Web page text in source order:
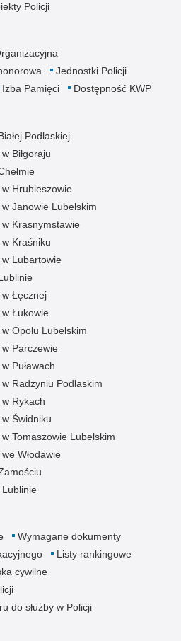
Policji
Jednostki Policji
Izba Pamięci Dostępność KWP
Podlaskiej
Biłgoraju
Hrubieszowie
Janowie Lubelskim
Krasnymstawie
Kraśniku
Lubartowie
Łęcznej
Łukowie
Opolu Lubelskim
Parczewie
Puławach
Radzyniu Podlaskim
Rykach
Świdniku
Tomaszowie Lubelskim
Włodawie
Wymagane dokumenty
Listy rankingowe
cywilne
do służby w Policji